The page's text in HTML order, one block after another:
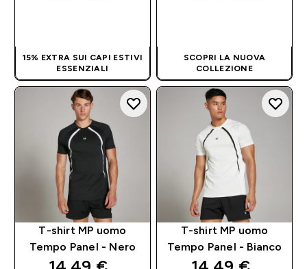
15% EXTRA SUI CAPI ESTIVI
ESSENZIALI
SCOPRI LA NUOVA
COLLEZIONE
T-shirt MP uomo
Tempo Panel - Nero
discounted price
T-shirt MP uomo
Tempo Panel - Bianco
discounted